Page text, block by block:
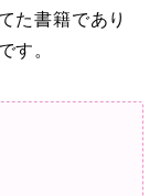
た書籍であり
す。